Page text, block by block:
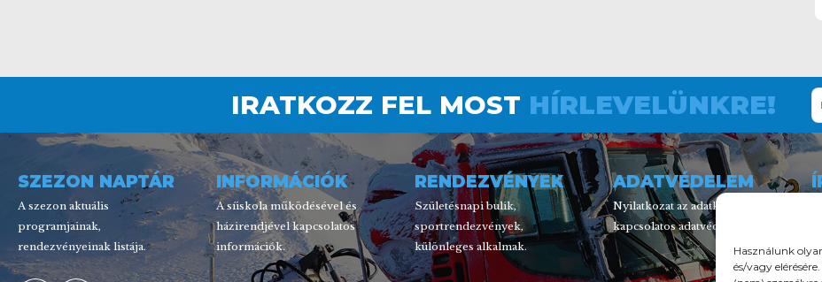
Használunk
és/vagy
IRATKOZZ FEL MOST HÍRLEVELÜNKRE!
SZEZON NAPTÁR
A szezon aktuális
programjainak,
rendezvényeinak listája.
INFORMÁCIÓK
A síiskola működésével és
házirendjével kapcsolatos
információk.
RENDEZVÉNYEK
Születésnapi bulik,
sportrendezvények,
különleges alkalmak.
ADATVÉDELEM
Nyilatkozat az adatkezelésről
kapcsolatos adatvédelemről.